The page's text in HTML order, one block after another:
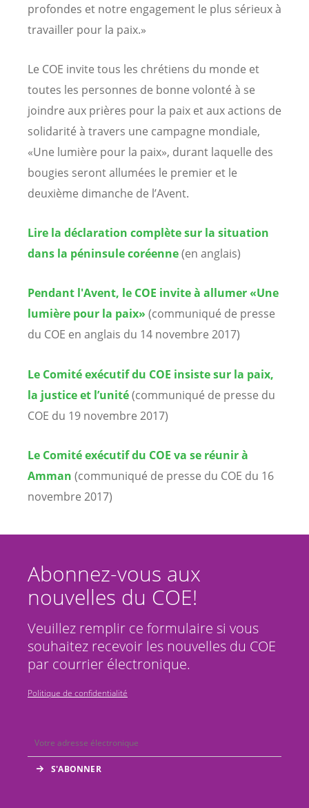
profondes et notre engagement le plus sérieux à
travailler pour la paix.»
Le COE invite tous les chrétiens du monde et
toutes les personnes de bonne volonté à se
joindre aux prières pour la paix et aux actions de
solidarité à travers une campagne mondiale,
«Une lumière pour la paix», durant laquelle des
bougies seront allumées le premier et le
deuxième dimanche de l’Avent.
Lire la déclaration complète sur la situation
dans la péninsule coréenne(en anglais)
Pendant l'Avent, le COE invite à allumer «Une
lumière pour la paix» (communiqué de presse
du COE en anglais du 14 novembre 2017)
Le Comité exécutif du COE insiste sur la paix,
la justice et l’unité(communiqué de presse du
COE du 19 novembre 2017)
Le Comité exécutif du COE va se réunir à
Amman (communiqué de presse du COE du 16
novembre 2017)
Abonnez-vous aux
nouvelles du COE!
Veuillez remplir ce formulaire si vous
souhaitez recevoir les nouvelles du COE
par courrier électronique.
Politique de confidentialité